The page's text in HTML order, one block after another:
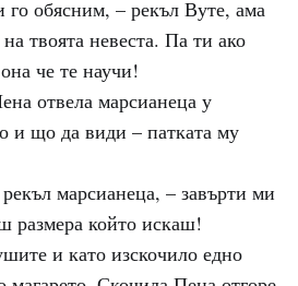
обясним, – рекъл Вуте, ама
твоята невеста. Па ти ако
че те научи!
отвела марсианеца у
и що да види – патката му
марсианеца, – завърти ми
който искаш!
и като изскочило едно